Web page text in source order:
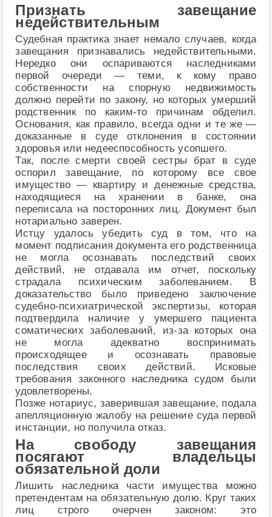
Признать завещание
недействительным
Судебная практика знает немало случаев, когда
завещания признавались недействительными.
Нередко они оспариваются наследниками
первой очереди — теми, к кому право
собственности на спорную недвижимость
должно перейти по закону, но которых умерший
родственник по каким-то причинам обделил.
Основания, как правило, всегда одни и те же —
доказанные в суде отклонения в состоянии
здоровья или недееспособность усопшего.
Так, после смерти своей сестры брат в суде
оспорил завещание, по которому все свое
имущество — квартиру и денежные средства,
находящиеся на хранении в банке, она
переписала на посторонних лиц. Документ был
нотариально заверен.
Истцу удалось убедить суд в том, что на
момент подписания документа его родственница
не могла осознавать последствий своих
действий, не отдавала им отчет, поскольку
страдала психическим заболеванием. В
доказательство было приведено заключение
судебно-психиатрической экспертизы, которая
подтвердила наличие у умершего пациента
соматических заболеваний, из-за которых она
не могла адекватно воспринимать
происходящее и осознавать правовые
последствия своих действий. Исковые
требования законного наследника судом были
удовлетворены.
Позже нотариус, заверившая завещание, подала
апелляционную жалобу на решение суда первой
инстанции, но получила отказ.
На свободу завещания
посягают владельцы
обязательной доли
Лишить наследника части имущества можно
претендентам на обязательную долю. Круг таких
лиц строго очерчен законом: это